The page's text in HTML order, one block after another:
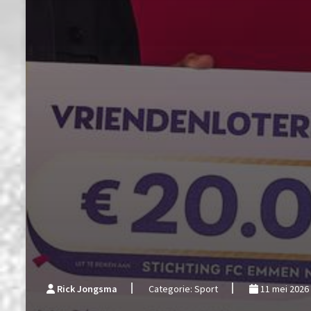
Rick Jongsma Categorie: Sport 11 mei 2026